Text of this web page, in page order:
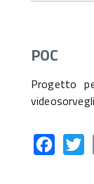
POC
Progetto